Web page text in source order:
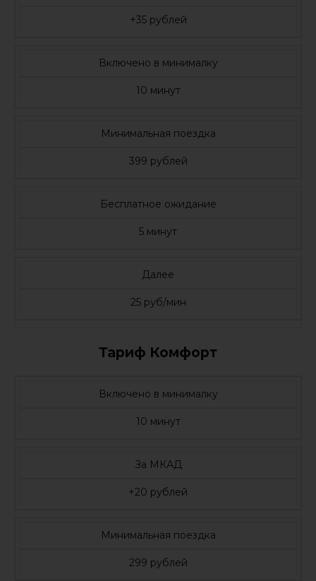
+35 рублей
Включено в минималку
10 минут
Минимальная поездка
399 рублей
Бесплатное ожидание
5 минут
Далее
25 руб/мин
Тариф Комфорт
Включено в минималку
10 минут
За МКАД
+20 рублей
Минимальная поездка
299 рублей